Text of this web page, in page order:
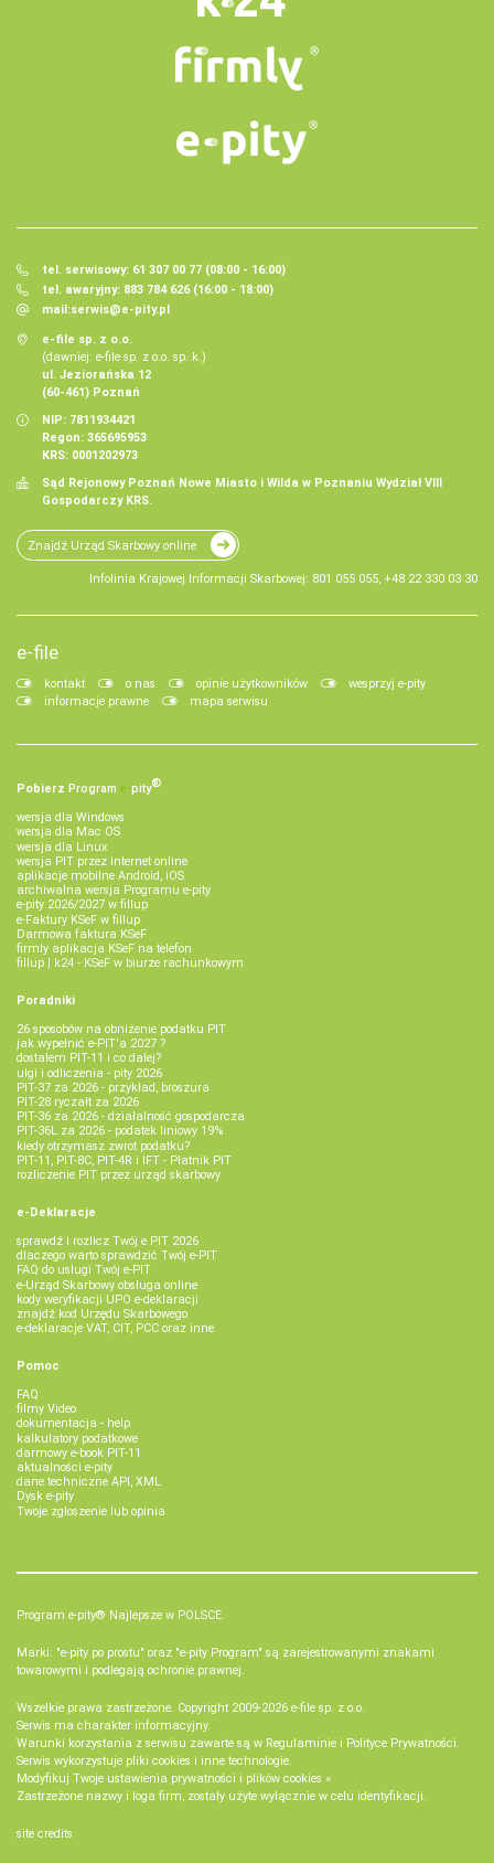
tel. serwisowy: 61 307 00 77 (08:00 - 16:00)
tel. awaryjny: 883 784 626 (16:00 - 18:00)
mail:serwis@e-pity.pl
e-file sp. z o.o.
(dawniej: e-file sp. z o.o. sp. k.)
ul. Jeziorańska 12
(60-461) Poznań
NIP: 7811934421
Regon: 365695953
KRS: 0001202973
Sąd Rejonowy Poznań Nowe Miasto i Wilda w Poznaniu Wydział VIII
Gospodarczy KRS.
Znajdź Urząd Skarbowy online
Infolinia Krajowej Informacji Skarbowej: 801 055 055, +48 22 330 03 30
e-file
kontakt o nas opinie użytkowników
wesprzyj e-pity
informacje prawne
mapa serwisu
Pobierz Program e‑pity®
wersja dla Windows
wersja dla Mac OS
wersja dla Linux
wersja PIT przez internet online
aplikacje mobilne Android, iOS
archiwalna wersja Programu e-pity
e-pity 2026/2027 w fillup
e‑Faktury KSeF w fillup
Darmowa faktura KSeF
firmly aplikacja KSeF na telefon
fillup | k24 - KSeF w biurze rachunkowym
Poradniki
26 sposobów na obniżenie podatku PIT
jak wypełnić e-PIT'a 2027 ?
dostałem PIT-11 i co dalej?
ulgi i odliczenia - pity 2026
PIT-37 za 2026 - przykład, broszura
PIT-28 ryczałt za 2026
PIT-36 za 2026 - działalność gospodarcza
PIT-36L za 2026 - podatek liniowy 19%
kiedy otrzymasz zwrot podatku?
PIT-11, PIT-8C, PIT-4R i IFT - Płatnik PIT
rozliczenie PIT przez urząd skarbowy
e-Deklaracje
sprawdź i rozlicz Twój e PIT 2026
dlaczego warto sprawdzić Twój e-PIT
FAQ do usługi Twój e-PIT
e-Urząd Skarbowy obsługa online
kody weryfikacji UPO e-deklaracji
znajdź kod Urzędu Skarbowego
e-deklaracje VAT, CIT, PCC oraz inne
Pomoc
FAQ
filmy Video
dokumentacja - help
kalkulatory podatkowe
darmowy e-book PIT-11
aktualności e-pity
dane techniczne API, XML
Dysk e-pity
Twoje zgłoszenie lub opinia
Program e-pity® Najlepsze w POLSCE.
Marki: "e-pity po prostu" oraz "e-pity Program" są zarejestrowanymi znakami
towarowymi i podlegają ochronie prawnej.
Wszelkie prawa zastrzeżone. Copyright 2009-2026 e-file sp. z o.o.
Serwis ma charakter informacyjny.
Warunki korzystania z serwisu zawarte są w Regulaminie i Polityce Prywatności
Serwis wykorzystuje pliki cookies i inne technologie
Modyfikuj Twoje ustawienia prywatności i plików cookies »
Zastrzeżone nazwy i loga firm, zostały użyte wyłącznie w celu identyfikacji.
site credits